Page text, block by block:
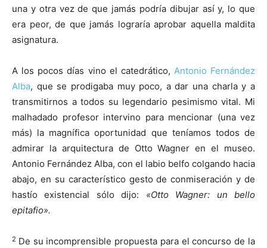
una y otra vez de que jamás podría dibujar así y, lo que
era peor, de que jamás lograría aprobar aquella maldita
asignatura.
A los pocos días vino el catedrático, Antonio Fernández
Alba, que se prodigaba muy poco, a dar una charla y a
transmitirnos a todos su legendario pesimismo vital. Mi
malhadado profesor intervino para mencionar (una vez
más) la magnífica oportunidad que teníamos todos de
admirar la arquitectura de Otto Wagner en el museo.
Antonio Fernández Alba, con el labio belfo colgando hacia
abajo, en su característico gesto de conmiseración y de
hastío existencial sólo dijo: «Otto Wagner: un bello
epitafio».
2 De su incomprensible propuesta para el concurso de la